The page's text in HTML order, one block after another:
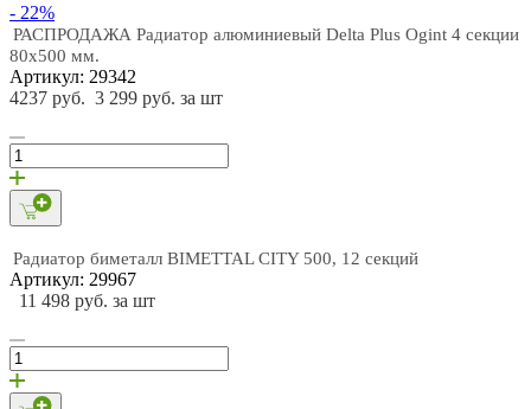
- 22%
РАСПРОДАЖА Радиатор алюминиевый Delta Plus Ogint 4 секции
80х500 мм.
Артикул: 29342
4237 руб. 3 299 руб. за шт
Радиатор биметалл BIMETTAL CITY 500, 12 секций
Артикул: 29967
11 498 руб. за шт